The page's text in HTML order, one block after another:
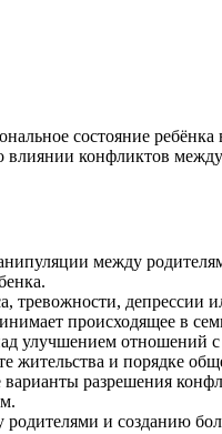
состояние ребёнка
влиянии конфликтов
между
тревожности,
происходящее в
улучшением отношений
жительства и порядке
варианты разрешения
и созданию